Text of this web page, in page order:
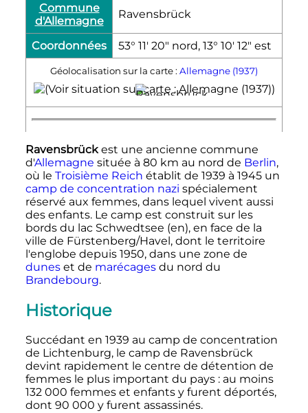
Commune
d'Allemagne
Ravensbrück
Coordonnées 53° 11′ 20″ nord, 13° 10′ 12″ est
Géolocalisation sur la carte : Allemagne (1937)
Ravensbrückest une ancienne commune
d'Allemagne située à 80 km au nord de Berlin,
où le Troisième Reich établit de 1939 à 1945 un
camp de concentration nazi spécialement
réservé aux femmes, dans lequel vivent aussi
des enfants. Le camp est construit sur les
bords du lac Schwedtsee (en), en face de la
ville de Fürstenberg/Havel, dont le territoire
l'englobe depuis 1950, dans une zone de
duneset de marécagesdu nord du
Brandebourg.
Historique
Succédant en 1939 au camp de concentration
de Lichtenburg, le camp de Ravensbrück
devint rapidement le centre de détention de
femmes le plus important du pays : au moins
132 000 femmeset enfants y furent déportés,
dont 90 000 y furent assassinés.